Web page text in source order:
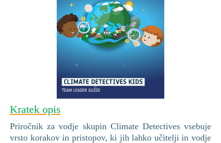
Kratek opis
Priročnik za vodje skupin Climate Detectives vsebuje
vrsto korakov in pristopov, ki jih lahko učitelji in vodje